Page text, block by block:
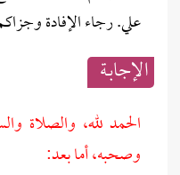
علي. رجاء الإفادة
الإجابــة
الحمد لله، والصلاة
وصحبه، أما بعد: